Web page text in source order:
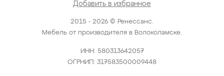
2015 - 2026 © Ренессанс.
Мебель от производителя в Волоколамске.
ИНН: 580313642057
ОГРНИП: 317583500009448
Добавить в избранное